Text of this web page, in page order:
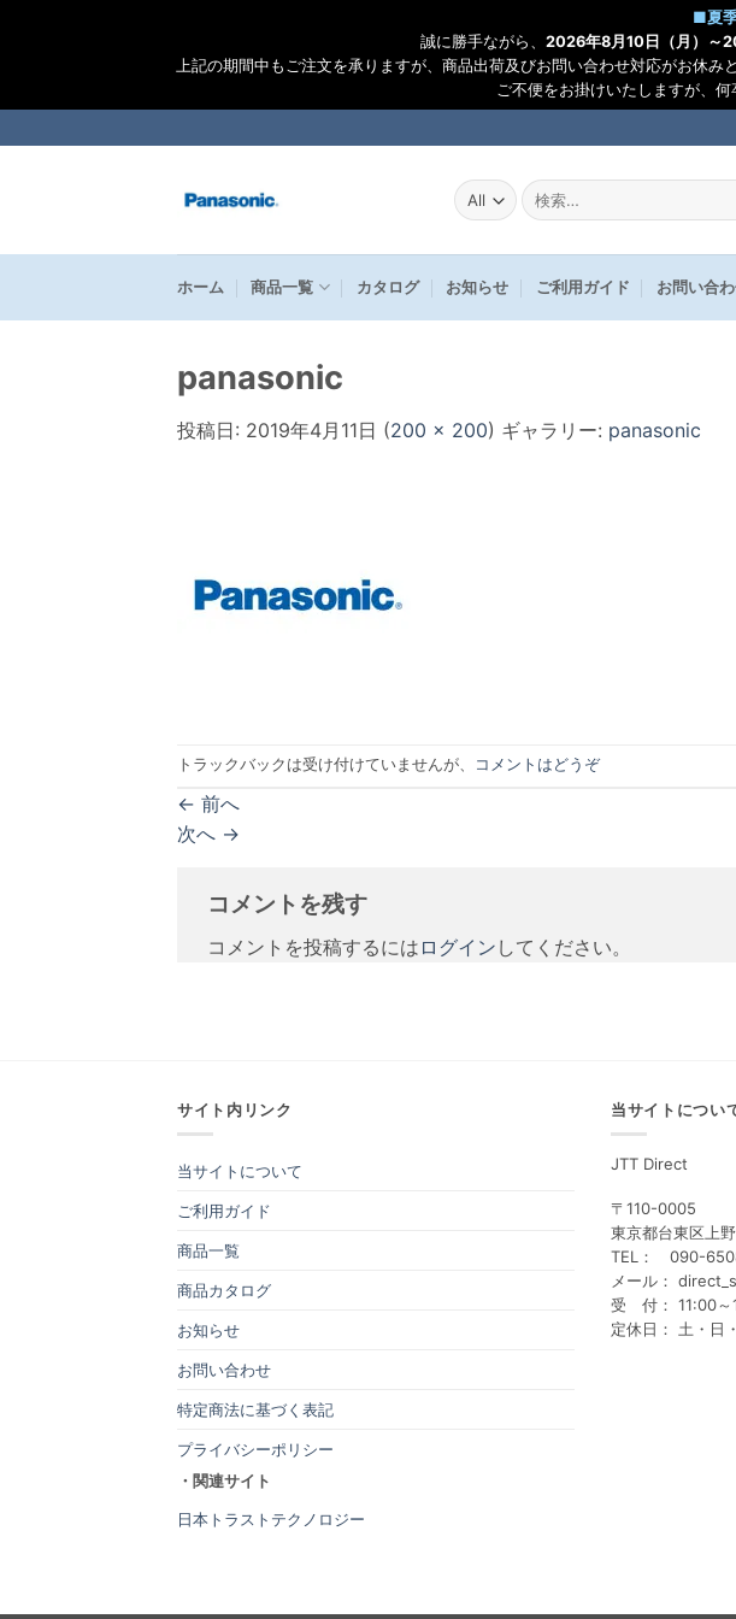
■夏
誠に勝手ながら、 2026年8月10日（月）～
上記の期間中もご注文を承りますが、商品出荷及びお問い合わせ対応がお休み
ご不便をお掛けいたしますが、
to
検
索
果:
ホーム 商品一覧 カタログ お知らせ ご利用ガイド お問い合
panasonic
投稿日: 2019年4月11日 (200 × 200) ギャラリー: panasonic
トラックバックは受け付けていませんが、 コメントはどうぞ
← 前へ
次へ →
コメントを残す
コメントを投稿するには ログイン してください。
サイト内リンク
当サイトについて
ご利用ガイド
商品一覧
商品カタログ
お知らせ
お問い合わせ
特定商法に基づく表記
プライバシーポリシー
・関連サイト
日本トラストテクノロジー
当サイトについ
JTT Direct
〒110-0005
東京都台東区上
TEL： 090-
メール：
受 付： 11:00～
定休日： 土・日